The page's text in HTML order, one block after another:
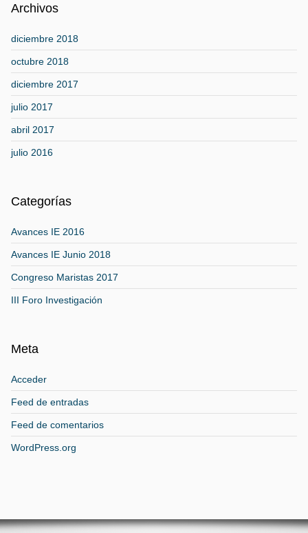
Archivos
diciembre 2018
octubre 2018
diciembre 2017
julio 2017
abril 2017
julio 2016
Categorías
Avances IE 2016
Avances IE Junio 2018
Congreso Maristas 2017
III Foro Investigación
Meta
Acceder
Feed de entradas
Feed de comentarios
WordPress.org